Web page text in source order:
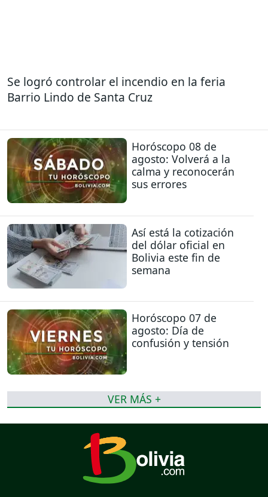
Se logró controlar el incendio en la feria
Barrio Lindo de Santa Cruz
Horóscopo 08 de
agosto: Volverá a la
calma y reconocerán
sus errores
Así está la cotización
del dólar oficial en
Bolivia este fin de
semana
Horóscopo 07 de
agosto: Día de
confusión y tensión
VER MÁS +